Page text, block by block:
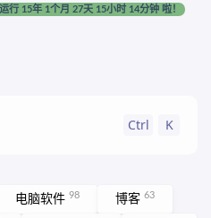
Ctrl K
电脑软件 98 博客 63
行 15年 1个月 27天 15小时 14分钟 啦！